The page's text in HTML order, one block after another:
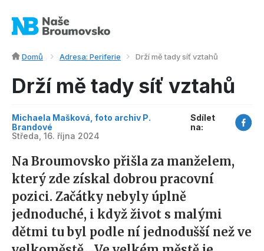
Domů Adresa: Periferie Drží mě tady síť vztahů
Drží mě tady síť vztahů
Michaela Mašková, foto archiv P.
Brandové
Středa, 16. října 2024
Sdílet
na:
Na Broumovsko přišla za manželem,
který zde získal dobrou pracovní
pozici. Začátky nebyly úplně
jednoduché, i když život s malými
dětmi tu byl podle ní jednodušší než ve